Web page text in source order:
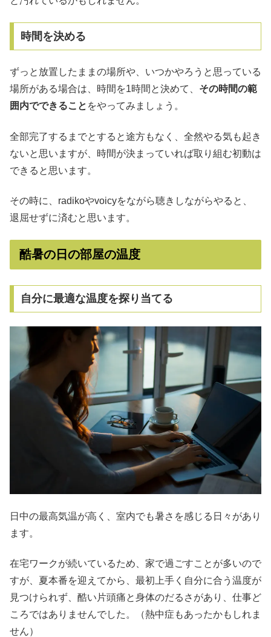
時間を決める
ずっと放置したままの場所や、いつかやろうと思っている
場所がある場合は、時間を1時間と決めて、 その時間の範
囲内でできること をやってみましょう。
全部完了するまでとすると途方もなく、全然やる気も起き
ないと思いますが、時間が決まっていれば取り組む初動は
できると思います。
その時に、radikoやvoicyをながら聴きしながらやると、
退屈せずに済むと思います。
酷暑の日の部屋の温度
自分に最適な温度を探り当てる
日中の最高気温が高く、室内でも暑さを感じる日々があり
ます。
在宅ワークが続いているため、家で過ごすことが多いので
すが、夏本番を迎えてから、最初上手く自分に合う温度が
見つけられず、酷い片頭痛と身体のだるさがあり、仕事ど
ころではありませんでした。（熱中症もあったかもしれま
せん）